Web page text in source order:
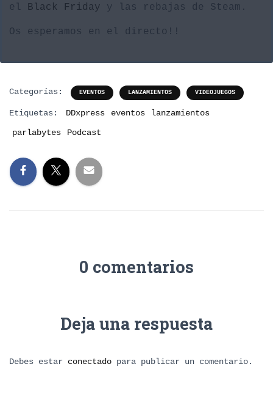
el Black Friday y las rebajas de Steam.
Os esperamos en el directo!!
Categorías: EVENTOS LANZAMIENTOS VIDEOJUEGOS
Etiquetas: DDxpress eventos
lanzamientos
parlabytes
Podcast
0 comentarios
Deja una respuesta
Debes estar conectado para publicar un comentario.